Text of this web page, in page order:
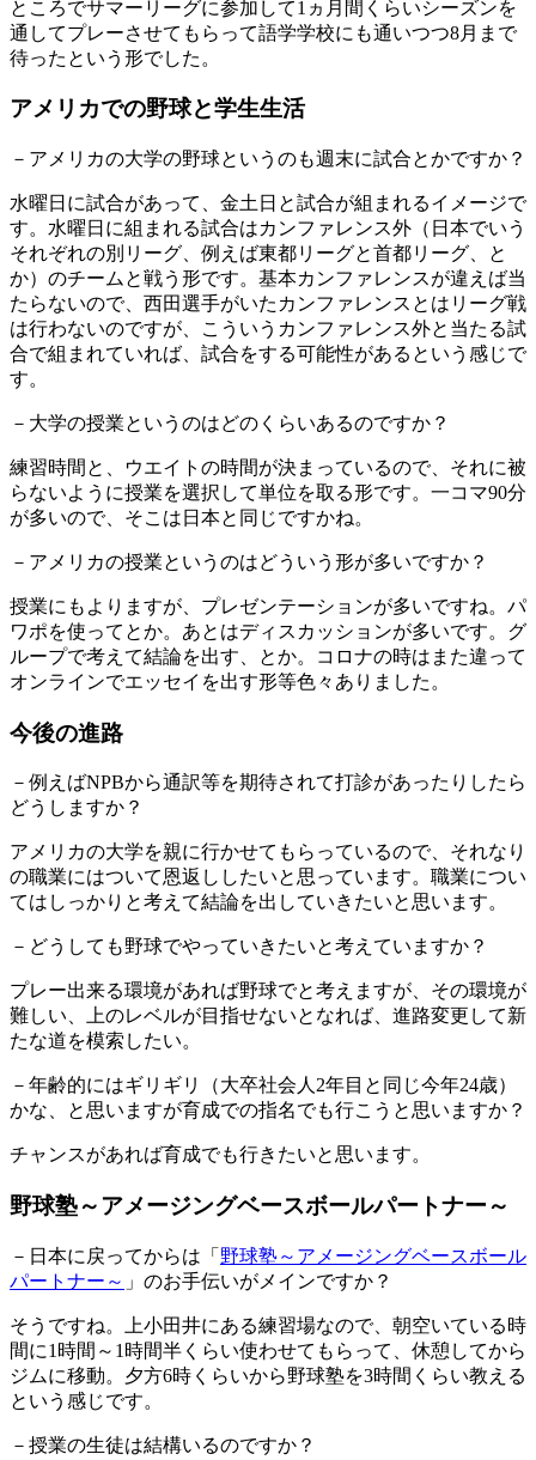
ところでサマーリーグに参加して1ヵ月間くらいシーズンを
通してプレーさせてもらって語学学校にも通いつつ8月まで
待ったという形でした。
アメリカでの野球と学生生活
－アメリカの大学の野球というのも週末に試合とかですか？
水曜日に試合があって、金土日と試合が組まれるイメージで
す。水曜日に組まれる試合はカンファレンス外（日本でいう
それぞれの別リーグ、例えば東都リーグと首都リーグ、と
か）のチームと戦う形です。基本カンファレンスが違えば当
たらないので、西田選手がいたカンファレンスとはリーグ戦
は行わないのですが、こういうカンファレンス外と当たる試
合で組まれていれば、試合をする可能性があるという感じで
す。
－大学の授業というのはどのくらいあるのですか？
練習時間と、ウエイトの時間が決まっているので、それに被
らないように授業を選択して単位を取る形です。一コマ90分
が多いので、そこは日本と同じですかね。
－アメリカの授業というのはどういう形が多いですか？
授業にもよりますが、プレゼンテーションが多いですね。パ
ワポを使ってとか。あとはディスカッションが多いです。グ
ループで考えて結論を出す、とか。コロナの時はまた違って
オンラインでエッセイを出す形等色々ありました。
今後の進路
－例えばNPBから通訳等を期待されて打診があったりしたら
どうしますか？
アメリカの大学を親に行かせてもらっているので、それなり
の職業にはついて恩返ししたいと思っています。職業につい
てはしっかりと考えて結論を出していきたいと思います。
－どうしても野球でやっていきたいと考えていますか？
プレー出来る環境があれば野球でと考えますが、その環境が
難しい、上のレベルが目指せないとなれば、進路変更して新
たな道を模索したい。
－年齢的にはギリギリ（大卒社会人2年目と同じ今年24歳）
かな、と思いますが育成での指名でも行こうと思いますか？
チャンスがあれば育成でも行きたいと思います。
野球塾～アメージングベースボールパートナー～
－日本に戻ってからは「 野球塾～アメージングベースボール
パートナー～ 」のお手伝いがメインですか？
そうですね。上小田井にある練習場なので、朝空いている時
間に1時間～1時間半くらい使わせてもらって、休憩してから
ジムに移動。夕方6時くらいから野球塾を3時間くらい教える
という感じです。
－授業の生徒は結構いるのですか？